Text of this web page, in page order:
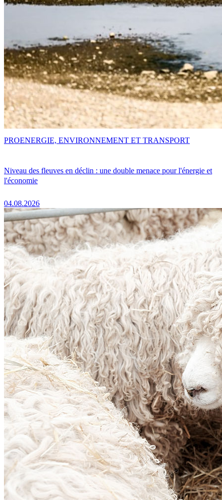
Niveau des fleuves en déclin : une double menace pour l'énergie et
l'économie
04.08.2026
PROENERGIE, ENVIRONNEMENT ET TRANSPORT